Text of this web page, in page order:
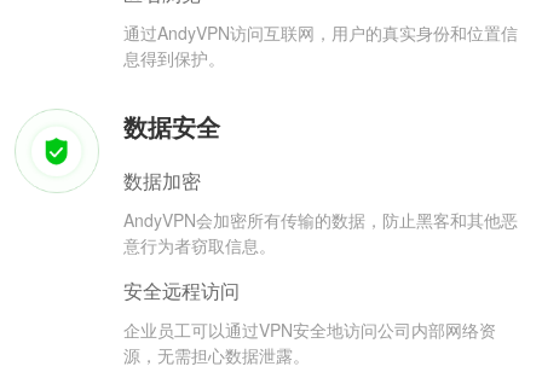
通过AndyVPN访问互联网，用户的真实身份和位置信
息得到保护。
数据安全
数据加密
AndyVPN会加密所有传输的数据，防止黑客和其他恶
意行为者窃取信息。
安全远程访问
企业员工可以通过VPN安全地访问公司内部网络资
源，无需担心数据泄露。